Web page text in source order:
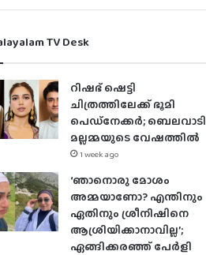
TV Desk
റിഷഭ് ഷെട്ടി
ചിത്രത്തിലേക്ക് ഭൂമി
പെഡ്‌നേക്കർ; ബെലവാടി
മല്ലമ്മയുടെ വേഷത്തിൽ
1 week ago
‘ഞാനൊരു മോശം
അമ്മയാണോ? എന്തിനും
ഏതിനും ശ്രീനിഷിനെ
ആശ്രിയിക്കാനാവില്ല’;
ഏങ്ങിക്കരഞ്ഞ് പേർളി